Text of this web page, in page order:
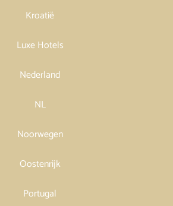
Kroatië
Luxe Hotels
Nederland
NL
Noorwegen
Oostenrijk
Portugal